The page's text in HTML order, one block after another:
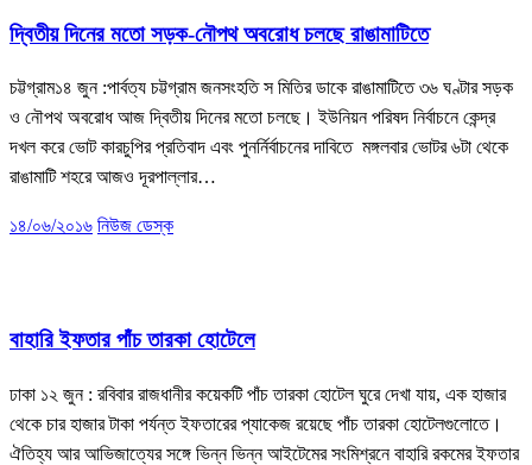
দ্বিতীয় দিনের মতো সড়ক-নৌপথ অবরোধ চলছে রাঙামাটিতে
চট্টগ্রাম১৪ জুন :পার্বত্য চট্টগ্রাম জনসংহতি স মিতির ডাকে রাঙামাটিতে ৩৬ ঘণ্টার সড়ক
ও নৌপথ অবরোধ আজ দ্বিতীয় দিনের মতো চলছে। ইউনিয়ন পরিষদ নির্বাচনে কেন্দ্র
দখল করে ভোট কারচুপির প্রতিবাদ এবং পুনর্নির্বাচনের দাবিতে মঙ্গলবার ভোটর ৬টা থেকে
রাঙামাটি শহরে আজও দূরপাল্লার…
১৪/০৬/২০১৬ নিউজ ডেস্ক
বাহারি ইফতার পাঁচ তারকা হোটেলে
ঢাকা ১২ জুন : রবিবার রাজধানীর কয়েকটি পাঁচ তারকা হোটেল ঘুরে দেখা যায়, এক হাজার
থেকে চার হাজার টাকা পর্যন্ত ইফতারের প্যাকেজ রয়েছে পাঁচ তারকা হোটেলগুলোতে।
ঐতিহ্য আর আভিজাত্যের সঙ্গে ভিন্ন ভিন্ন আইটেমের সংমিশ্রনে বাহারি রকমের ইফতার